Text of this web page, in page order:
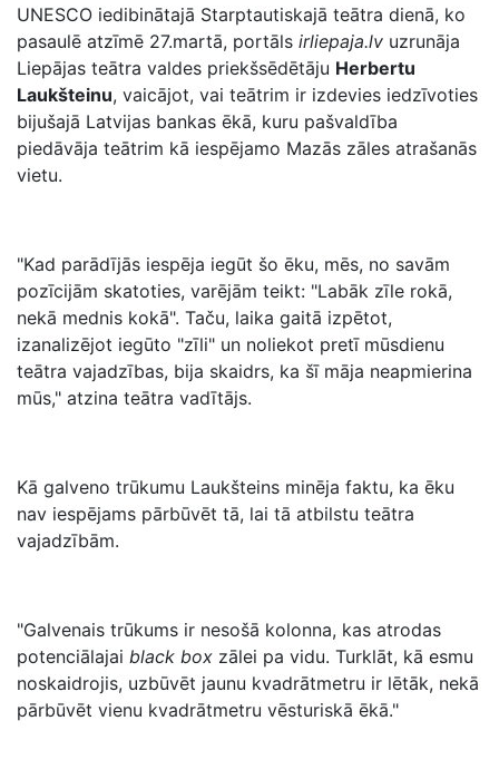
UNESCO iedibinātajā Starptautiskajā teātra dienā, ko
pasaulē atzīmē 27.martā, portāls irliepaja.lv uzrunāja
Liepājas teātra valdes priekšsēdētāju Herbertu
Laukšteinu, vaicājot, vai teātrim ir izdevies iedzīvoties
bijušajā Latvijas bankas ēkā, kuru pašvaldība
piedāvāja teātrim kā iespējamo Mazās zāles atrašanās
vietu.
"Kad parādījās iespēja iegūt šo ēku, mēs, no savām
pozīcijām skatoties, varējām teikt: "Labāk zīle rokā,
nekā mednis kokā". Taču, laika gaitā izpētot,
izanalizējot iegūto "zīli" un noliekot pretī mūsdienu
teātra vajadzības, bija skaidrs, ka šī māja neapmierina
mūs," atzina teātra vadītājs.
Kā galveno trūkumu Laukšteins minēja faktu, ka ēku
nav iespējams pārbūvēt tā, lai tā atbilstu teātra
vajadzībām.
"Galvenais trūkums ir nesošā kolonna, kas atrodas
potenciālajai black box zālei pa vidu. Turklāt, kā esmu
noskaidrojis, uzbūvēt jaunu kvadrātmetru ir lētāk, nekā
pārbūvēt vienu kvadrātmetru vēsturiskā ēkā."